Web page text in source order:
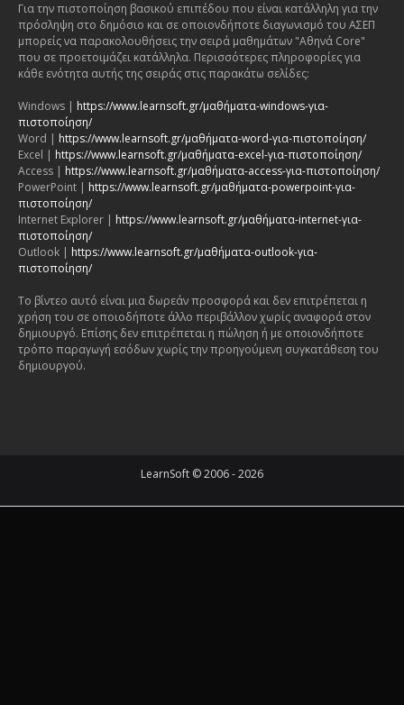
Για την πιστοποίηση βασικού επιπέδου που είναι κατάλληλη για την
πρόσληψη στο δημόσιο και σε οποιονδήποτε διαγωνισμό του ΑΣΕΠ
μπορείς να παρακολουθήσεις την σειρά μαθημάτων "Αθηνά Core"
που σε προετοιμάζει κατάλληλα. Περισσότερες πληροφορίες για
κάθε ενότητα αυτής της σειράς στις παρακάτω σελίδες:
Windows | https://www.learnsoft.gr/μαθήματα-windows-για-
πιστοποίηση/
Word | https://www.learnsoft.gr/μαθήματα-word-για-πιστοποίηση/
Excel | https://www.learnsoft.gr/μαθήματα-excel-για-πιστοποίηση/
Access | https://www.learnsoft.gr/μαθήματα-access-για-πιστοποίηση/
PowerPoint | https://www.learnsoft.gr/μαθήματα-powerpoint-για-
πιστοποίηση/
Internet Explorer | https://www.learnsoft.gr/μαθήματα-internet-για-
πιστοποίηση/
Outlook | https://www.learnsoft.gr/μαθήματα-outlook-για-
πιστοποίηση/
Το βίντεο αυτό είναι μια δωρεάν προσφορά και δεν επιτρέπεται η
χρήση του σε οποιοδήποτε άλλο περιβάλλον χωρίς αναφορά στον
δημιουργό. Επίσης δεν επιτρέπεται η πώληση ή με οποιονδήποτε
τρόπο παραγωγή εσόδων χωρίς την προηγούμενη συγκατάθεση του
δημιουργού.
LearnSoft © 2006 - 2026